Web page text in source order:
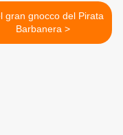
gran gnocco del Pirata
Barbanera >